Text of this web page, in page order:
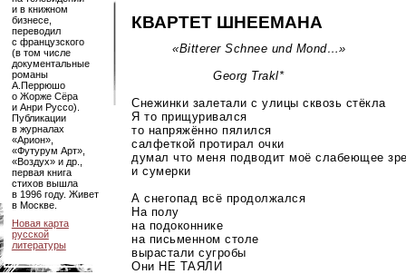
и в книжном
бизнесе,
переводил
с французского
(в том числе
документальные
романы
А.Перрюшо
о Жорже Сёра
и Анри Руссо).
Публикации
в журналах
«Арион»,
«Футурум Арт»,
«Воздух» и др.,
первая книга
стихов вышла
в 1996 году. Живет
в Москве.
Новая карта
русской
литературы
КВАРТЕТ ШНЕЕМАНА
«Bitterer Schnee und Mond…»
Georg Trakl*
Снежинки залетали с улицы сквозь стёкла
Я то прищуривался
то напряжённо пялился
салфеткой протирал очки
думал что меня подводит моё слабеющее
и сумерки
А снегопад всё продолжался
На полу
на подоконнике
на письменном столе
вырастали сугробы
Они НЕ ТАЯЛИ